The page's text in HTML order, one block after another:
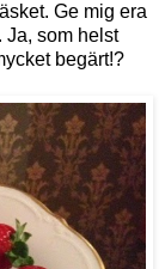
Ge mig era
Ja, som helst
begärt!?